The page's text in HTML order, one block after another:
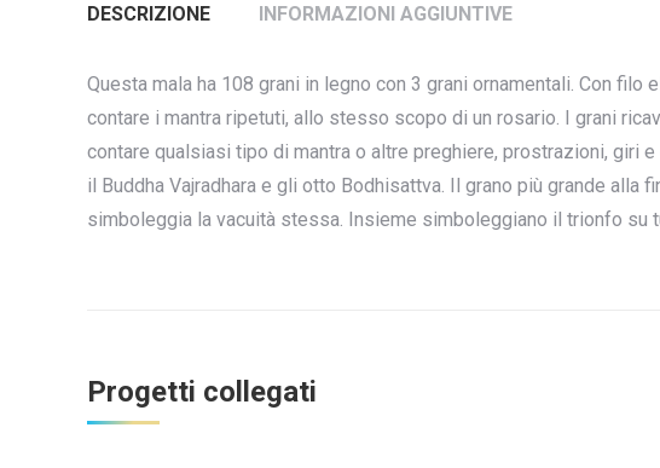
DESCRIZIONE INFORMAZIONI AGGIUNTIVE
Questa mala ha 108 grani in legno con 3 grani ornamentali. Con
contare i mantra ripetuti, allo stesso scopo di un rosario. I grani
contare qualsiasi tipo di mantra o altre preghiere, prostrazioni,
il Buddha Vajradhara e gli otto Bodhisattva. Il grano più grande
simboleggia la vacuità stessa. Insieme simboleggiano il trionfo su
Progetti collegati